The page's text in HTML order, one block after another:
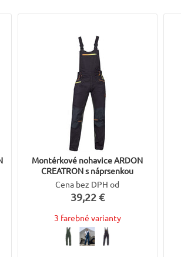
Montérkové nohavice ARDON
CREATRON s náprsenkou
Cena bez DPH od
39,22 €
3 farebné varianty